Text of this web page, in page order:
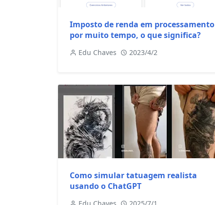
Imposto de renda em processamento
por muito tempo, o que significa?
Edu Chaves 2023/4/2
Como simular tatuagem realista
usando o ChatGPT